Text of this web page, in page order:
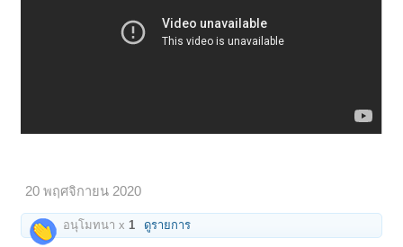
20 พฤศจิกายน 2020
อนุโมทนา x1 ดูรายการ